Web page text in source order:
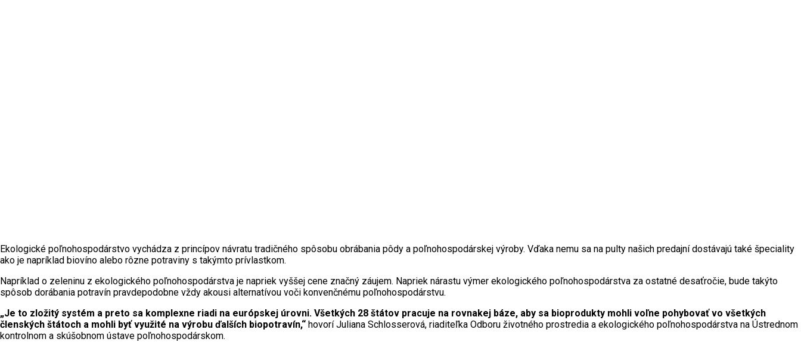
Ekologické poľnohospodárstvo vychádza z princípov návratu tradičného spôsobu obrábania pôdy a poľnohospodárskej výroby. Vďaka nemu sa na pulty našich predajní dostávajú také špeciality
ako je napríklad biovíno alebo rôzne potraviny s takýmto prívlastkom.
Napríklad o zeleninu z ekologického poľnohospodárstva je napriek vyššej cene značný záujem. Napriek nárastu výmer ekologického poľnohospodárstva za ostatné desaťročie, bude takýto
spôsob dorábania potravín pravdepodobne vždy akousi alternatívou voči konvenčnému poľnohospodárstvu.
„Je to zložitý systém a preto sa komplexne riadi na európskej úrovni. Všetkých 28 štátov pracuje na rovnakej báze, aby sa bioprodukty mohli voľne pohybovať vo všetkých
členských štátoch a mohli byť využité na výrobu ďalších biopotravín,“ hovorí Juliana Schlosserová, riaditeľka Odboru životného prostredia a ekologického poľnohospodárstva na Ústrednom
kontrolnom a skúšobnom ústave poľnohospodárskom.